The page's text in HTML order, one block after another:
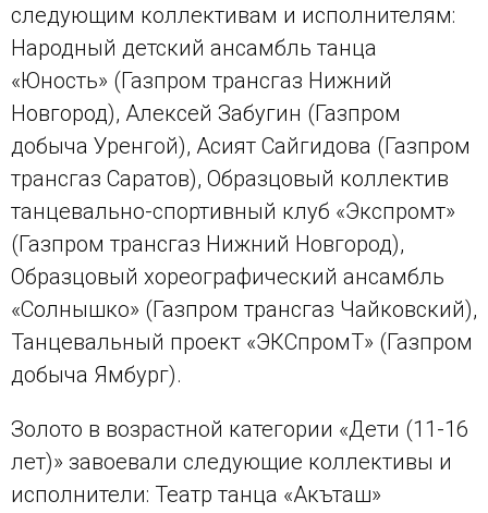
следующим коллективам и исполнителям:
Народный детский ансамбль танца
«Юность» (Газпром трансгаз Нижний
Новгород), Алексей Забугин (Газпром
добыча Уренгой), Асият Сайгидова (Газпром
трансгаз Саратов), Образцовый коллектив
танцевально-спортивный клуб «Экспромт»
(Газпром трансгаз Нижний Новгород),
Образцовый хореографический ансамбль
«Солнышко» (Газпром трансгаз Чайковский),
Танцевальный проект «ЭКСпромТ» (Газпром
добыча Ямбург).
Золото в возрастной категории «Дети (11-16
лет)» завоевали следующие коллективы и
исполнители: Театр танца «Акъташ»